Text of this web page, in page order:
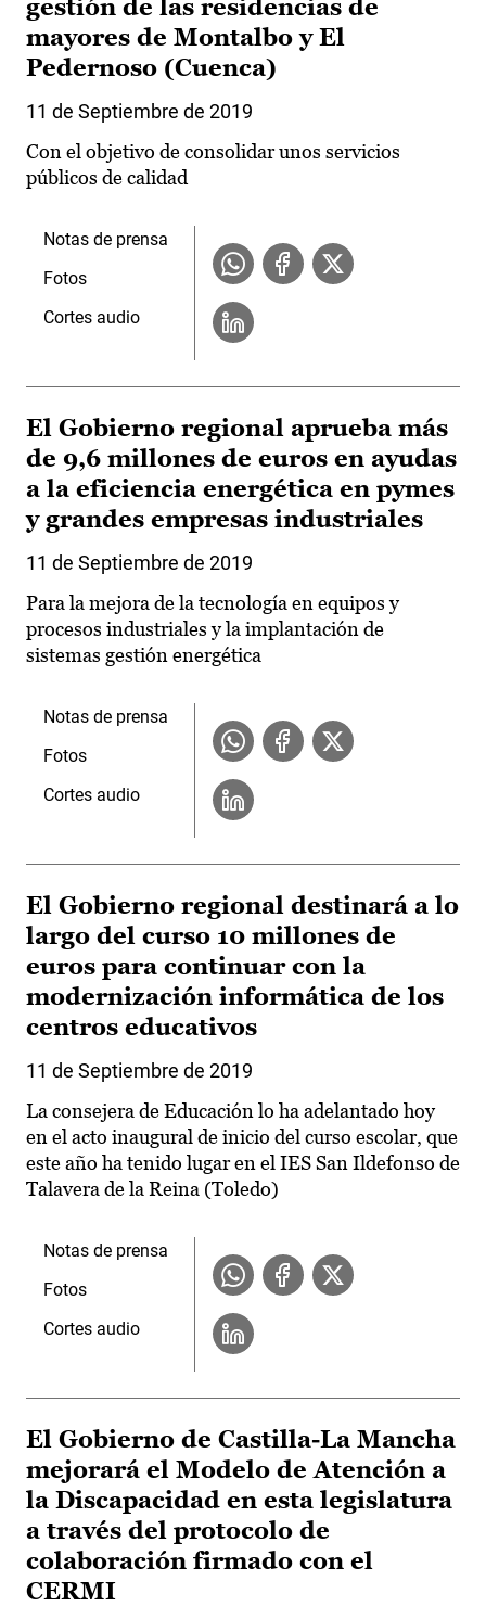
gestión de las residencias de
mayores de Montalbo y El
Pedernoso (Cuenca)
11 de Septiembre de 2019
Con el objetivo de consolidar unos servicios
públicos de calidad
Notas de prensa
Fotos
Cortes audio
El Gobierno regional aprueba más
de 9,6 millones de euros en ayudas
a la eficiencia energética en pymes
y grandes empresas industriales
11 de Septiembre de 2019
Para la mejora de la tecnología en equipos y
procesos industriales y la implantación de
sistemas gestión energética
Notas de prensa
Fotos
Cortes audio
El Gobierno regional destinará a lo
largo del curso 10 millones de
euros para continuar con la
modernización informática de los
centros educativos
11 de Septiembre de 2019
La consejera de Educación lo ha adelantado hoy
en el acto inaugural de inicio del curso escolar, que
este año ha tenido lugar en el IES San Ildefonso de
Talavera de la Reina (Toledo)
Notas de prensa
Fotos
Cortes audio
El Gobierno de Castilla-La Mancha
mejorará el Modelo de Atención a
la Discapacidad en esta legislatura
a través del protocolo de
colaboración firmado con el
CERMI